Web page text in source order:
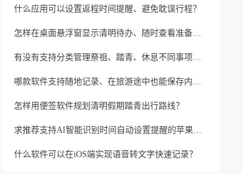
什么应用可以设置返程时间提醒、避免耽误行程？
怎样在桌面悬浮窗显示清明待办、随时查看准备进度？
有没有支持分类管理祭祖、踏青、休息不同事项的备忘录？
哪款软件支持随地记录、在旅游途中也能保存内容？
怎样用便签软件规划清明假期踏青出行路线？
求推荐支持AI智能识别时间自动设置提醒的苹果便签？
什么软件可以在iOS端实现语音转文字快速记录？